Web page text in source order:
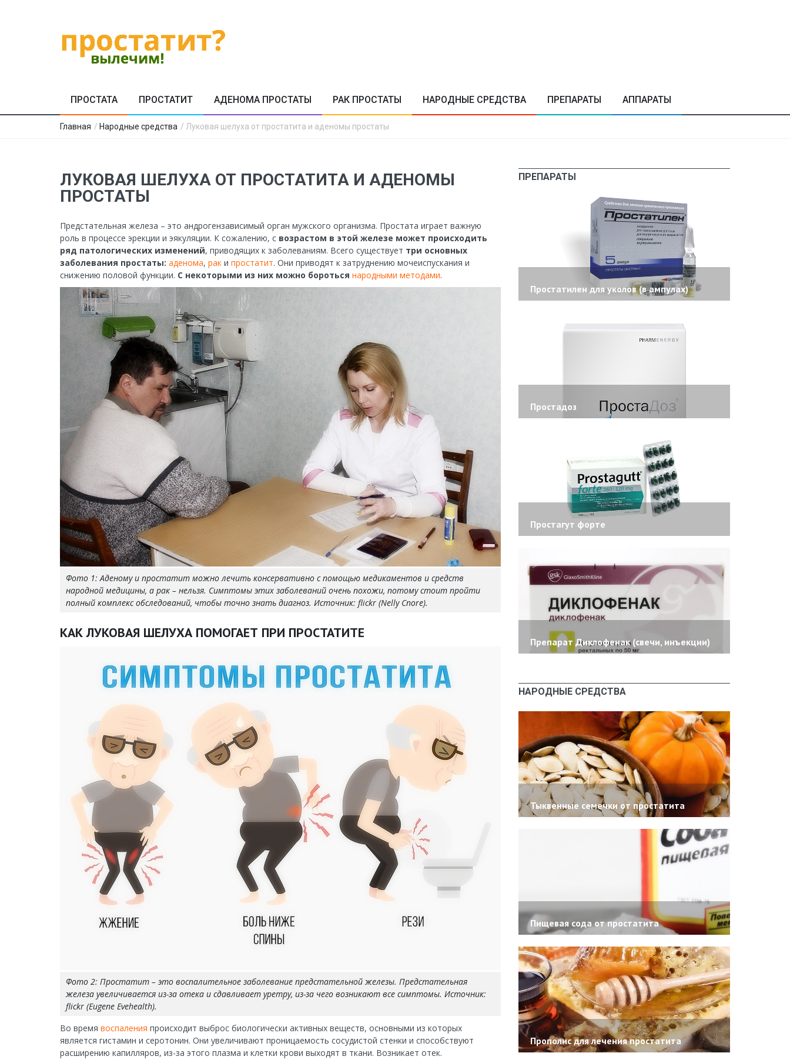
ПРОСТАТА ПРОСТАТИТ АДЕНОМА ПРОСТАТЫ РАК ПРОСТАТЫ НАРОДНЫЕ СРЕДСТВА ПРЕПАРАТЫ АППАРАТЫ
Главная / Народные средства / Луковая шелуха от простатита и аденомы простаты
ЛУКОВАЯ ШЕЛУХА ОТ ПРОСТАТИТА И АДЕНОМЫ
ПРОСТАТЫ
Предстательная железа – это андрогензависимый орган мужского организма. Простата играет важную
роль в процессе эрекции и эякуляции. К сожалению, с возрастом в этой железе может происходить
ряд патологических изменений, приводящих к заболеваниям. Всего существует три основных
заболевания простаты: аденома, рак и простатит. Они приводят к затруднению мочеиспускания и
снижению половой функции. С некоторыми из них можно бороться народными методами.
Фото 1: Аденому и простатит можно лечить консервативно с помощью медикаментов и средств
народной медицины, а рак – нельзя. Симптомы этих заболеваний очень похожи, потому стоит пройти
полный комплекс обследований, чтобы точно знать диагноз. Источник: flickr (Nelly Cnore).
КАК ЛУКОВАЯ ШЕЛУХА ПОМОГАЕТ ПРИ ПРОСТАТИТЕ
Фото 2: Простатит – это воспалительное заболевание предстательной железы. Предстательная
железа увеличивается из-за отека и сдавливает уретру, из-за чего возникают все симптомы. Источник:
flickr (Eugene Evehealth).
Во время воспаления происходит выброс биологически активных веществ, основными из которых
является гистамин и серотонин. Они увеличивают проницаемость сосудистой стенки и способствуют
расширению капилляров, из-за этого плазма и клетки крови выходят в ткани. Возникает отек.
ПРЕПАРАТЫ
Простатилен для уколов (в ампулах)
Простадоз
Простагут форте
Препарат Диклофенак (свечи, инъекции)
НАРОДНЫЕ СРЕДСТВА
Тыквенные семечки от простатита
Пищевая сода от простатита
Прополис для лечения простатита